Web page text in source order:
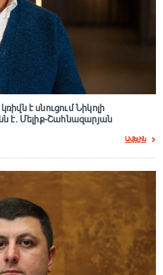
է սնուցում Նիկոլի
է. Մելիք-Շահնազարյան
Ավելին